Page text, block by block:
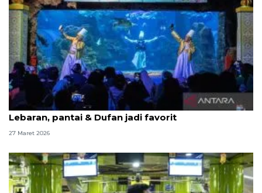
Ancol catat 266.668 kunjungan selama libur
Lebaran, pantai & Dufan jadi favorit
27 Maret 2026